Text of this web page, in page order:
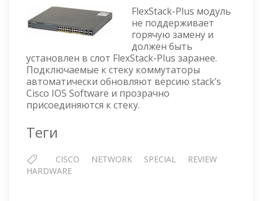
FlexStack-Plus модуль
не поддерживает
горячую замену и
должен быть
установлен в слот FlexStack-Plus заранее.
Подключаемые к стеку коммутаторы
автоматически обновляют версию stack’s
Cisco IOS Software и прозрачно
присоединяются к стеку.
Теги
CISCO NETWORK SPECIAL
REVIEW
HARDWARE